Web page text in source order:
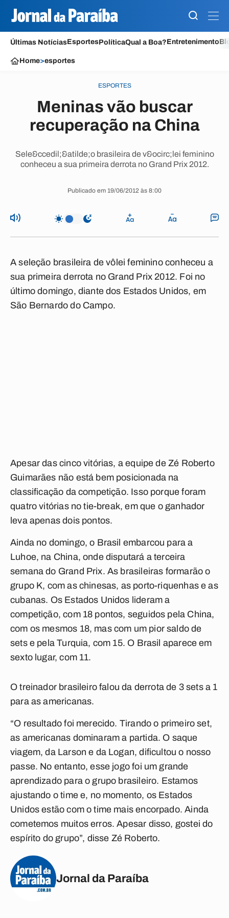
Últimas NotíciasEsportesPolíticaQual a Boa?Entretenimento
Home>esportes
ESPORTES
Meninas vão buscar
recuperação na China
Sele&ccedil;&atilde;o brasileira de v&ocirc;lei feminino
conheceu a sua primeira derrota no Grand Prix 2012.
Publicado em 19/06/2012 às 8:00
A seleção brasileira de vôlei feminino conheceu a
sua primeira derrota no Grand Prix 2012. Foi no
último domingo, diante dos Estados Unidos, em
São Bernardo do Campo.
Apesar das cinco vitórias, a equipe de Zé Roberto
Guimarães não está bem posicionada na
classificação da competição. Isso porque foram
quatro vitórias no tie-break, em que o ganhador
leva apenas dois pontos.
Ainda no domingo, o Brasil embarcou para a
Luhoe, na China, onde disputará a terceira
semana do Grand Prix. As brasileiras formarão o
grupo K, com as chinesas, as porto-riquenhas e as
cubanas. Os Estados Unidos lideram a
competição, com 18 pontos, seguidos pela China,
com os mesmos 18, mas com um pior saldo de
sets e pela Turquia, com 15. O Brasil aparece em
sexto lugar, com 11.
O treinador brasileiro falou da derrota de 3 sets a 1
para as americanas.
“O resultado foi merecido. Tirando o primeiro set,
as americanas dominaram a partida. O saque
viagem, da Larson e da Logan, dificultou o nosso
passe. No entanto, esse jogo foi um grande
aprendizado para o grupo brasileiro. Estamos
ajustando o time e, no momento, os Estados
Unidos estão com o time mais encorpado. Ainda
cometemos muitos erros. Apesar disso, gostei do
espírito do grupo”, disse Zé Roberto.
Jornal da Paraíba